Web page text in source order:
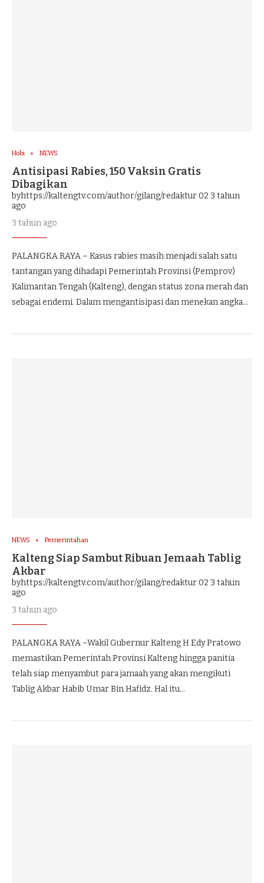
Hobi NEWS
Antisipasi Rabies, 150 Vaksin Gratis
Dibagikan
byhttps://kaltengtv.com/author/gilang/redaktur 02 3 tahun
ago
3 tahun ago
PALANGKA RAYA – Kasus rabies masih menjadi salah satu
tantangan yang dihadapi Pemerintah Provinsi (Pemprov)
Kalimantan Tengah (Kalteng), dengan status zona merah dan
sebagai endemi. Dalam mengantisipasi dan menekan angka…
NEWS Pemerintahan
Kalteng Siap Sambut Ribuan Jemaah Tablig
Akbar
byhttps://kaltengtv.com/author/gilang/redaktur 02 3 tahun
ago
3 tahun ago
PALANGKA RAYA –Wakil Gubernur Kalteng H Edy Pratowo
memastikan Pemerintah Provinsi Kalteng hingga panitia
telah siap menyambut para jamaah yang akan mengikuti
Tablig Akbar Habib Umar Bin Hafidz. Hal itu…